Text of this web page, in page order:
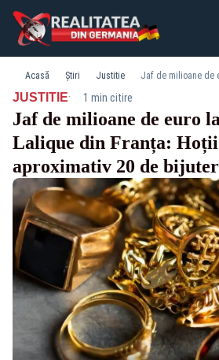
Acasă Știri Justitie
JUSTITIE· 1 min citire
Jaf de milioane de euro
Lalique din Franța:
aproximativ 20 de